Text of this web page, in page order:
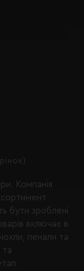
Компанія
бути зроблені
включає в
пенали та
та